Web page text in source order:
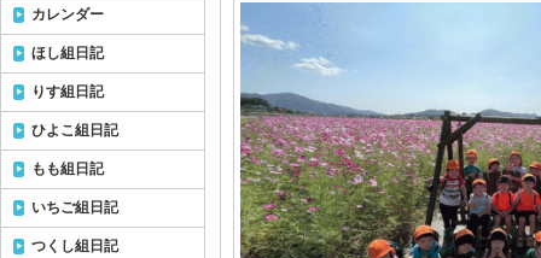
カレンダー
ほし組日記
りす組日記
ひよこ組日記
もも組日記
いちご組日記
つくし組日記